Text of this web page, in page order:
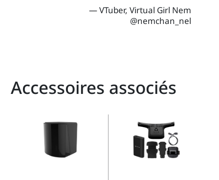
VTuber, Virtual Girl Nem
@nemchan_nel
Accessoires associés